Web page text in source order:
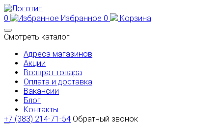
0 Избранное 0
Корзина
Смотреть каталог
Адреса магазинов
Акции
Возврат товара
Оплата и доставка
Вакансии
Блог
Контакты
+7 (383) 214-71-54 Обратный звонок